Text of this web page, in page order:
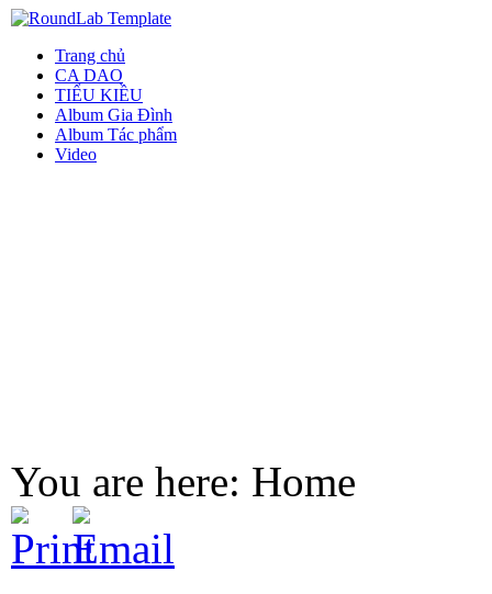
Trang chủ
CA DAO
TIỂU KIỀU
Album Gia Đình
Album Tác phẩm
Video
You are here: Home